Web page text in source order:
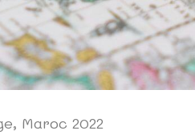
Maroc 2022